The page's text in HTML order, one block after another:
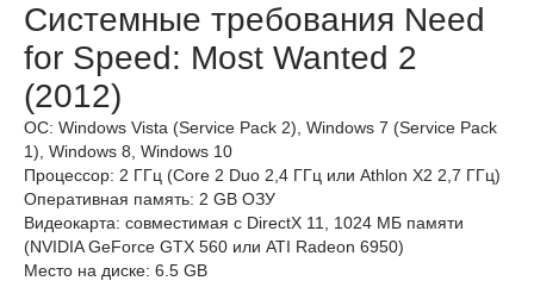
Системные требования Need
for Speed: Most Wanted 2
(2012)
ОС: Windows Vista (Service Pack 2), Windows 7 (Service Pack
1), Windows 8, Windows 10
Процессор: 2 ГГц (Core 2 Duo 2,4 ГГц или Athlon X2 2,7 ГГц)
Оперативная память: 2 GB ОЗУ
Видеокарта: совместимая с DirectX 11, 1024 МБ памяти
(NVIDIA GeForce GTX 560 или ATI Radeon 6950)
Место на диске: 6.5 GB